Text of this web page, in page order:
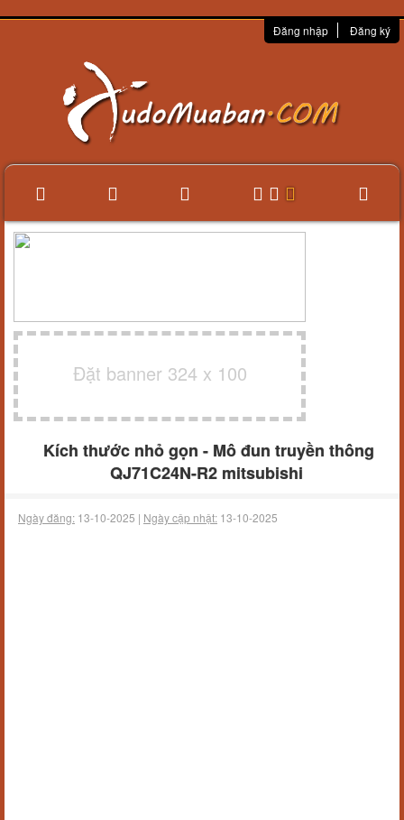
Đăng nhập Đăng ký
Đặt banner 324 x 100
Kích thước nhỏ gọn - Mô đun truyền thông
QJ71C24N-R2 mitsubishi
Ngày đăng: 13-10-2025 | Ngày cập nhật: 13-10-2025